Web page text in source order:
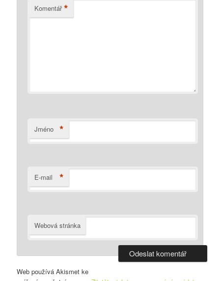
Komentář *
Jméno *
E-mail *
Webová stránka
Web používá Akismet ke